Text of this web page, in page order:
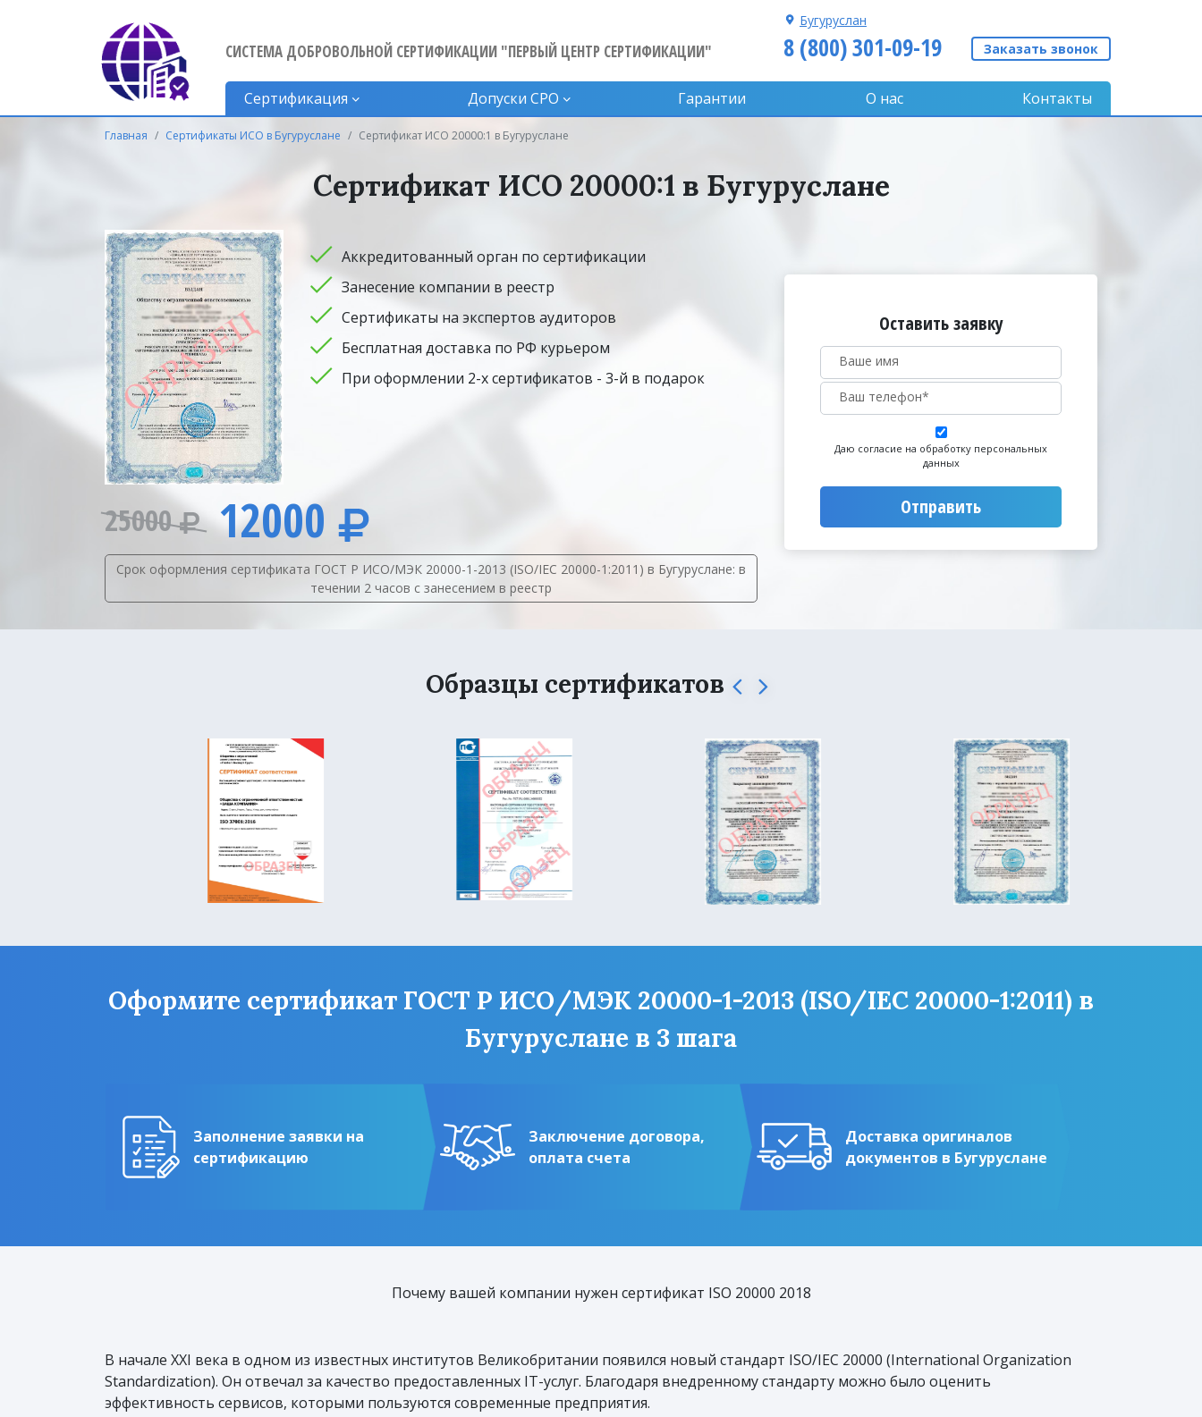
СИСТЕМА ДОБРОВОЛЬНОЙ СЕРТИФИКАЦИИ "ПЕРВЫЙ ЦЕНТР СЕРТИФИКАЦИИ"
Бугуруслан
8 (800) 301-09-19 Заказать звонок
Сертификация Допуски CPO Гарантии О нас Контакты
Главная Сертификаты ИСО в Бугуруслане Сертификат ИСО 20000:1 в Бугуруслане
Сертификат ИСО 20000:1 в Бугуруслане
Аккредитованный орган по сертификации
Занесение компании в реестр
Сертификаты на экспертов аудиторов
Бесплатная доставка по РФ курьером
При оформлении 2-х сертификатов - 3-й в подарок
25000 12000
Срок оформления сертификата ГОСТ Р ИСО/МЭК 20000-1-2013 (ISO/IEC 20000-1:2011) в Бугуруслане: в
течении 2 часов с занесением в реестр
Оставить заявку
Даю согласие на обработку персональных
данных
Отправить
Образцы сертификатов
Оформите сертификат ГОСТ Р ИСО/МЭК 20000-1-2013 (ISO/IEC 20000-1:2011) в
Бугуруслане в 3 шага
Заполнение заявки на
сертификацию
Заключение договора,
оплата счета
Доставка оригиналов
документов в Бугуруслане
Почему вашей компании нужен сертификат ISO 20000 2018
В начале XXI века в одном из известных институтов Великобритании появился новый стандарт ISO/IEC 20000 (International Organization
Standardization). Он отвечал за качество предоставленных IT-услуг. Благодаря внедренному стандарту можно было оценить
эффективность сервисов, которыми пользуются современные предприятия.